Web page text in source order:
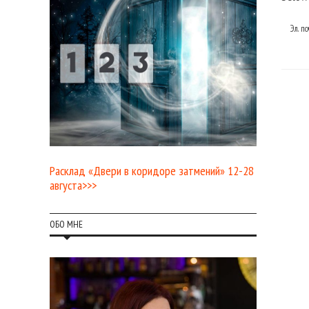
Эл.
Расклад «Двери в коридоре затмений» 12-28
августа>>>
ОБО МНЕ